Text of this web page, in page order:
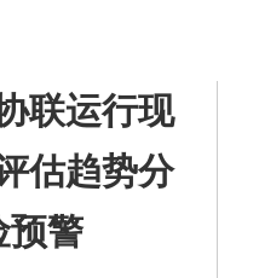
联运行现
估趋势分
预警